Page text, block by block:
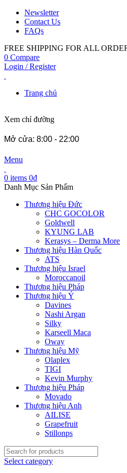
Newsletter
Contact Us
FAQs
FREE SHIPPING FOR ALL
0 Compare
Login / Register
Trang chủ
Xem chỉ đường
Mở cửa: 8:00 - 22:00
Menu
0 items 0₫
Danh Mục Sản Phẩm
Thương hiệu Đức
CHC GOCOLOR
Goldwell
KYUNG LAB
Kerasys – Derma More
Thương hiệu Hàn Quốc
ATS
Thương hiệu Israel
Moroccanoil
Thương hiệu Pháp
Thương hiệu Ý
Davines
Nashi Argan
Silky
Karseell Maca
Oway
Thương hiệu Mỹ
Olaplex
TIGI
Kevin Murphy
Thương hiệu Pháp
Movado
Thương hiệu Anh
AILISE
Grapefruit
Stillonps
Select category